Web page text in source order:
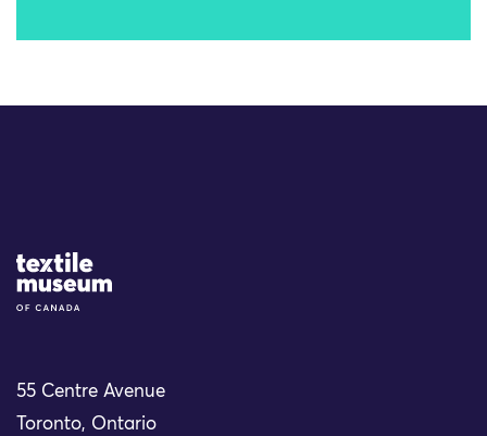
Site Logo
55 Centre Avenue
Toronto, Ontario